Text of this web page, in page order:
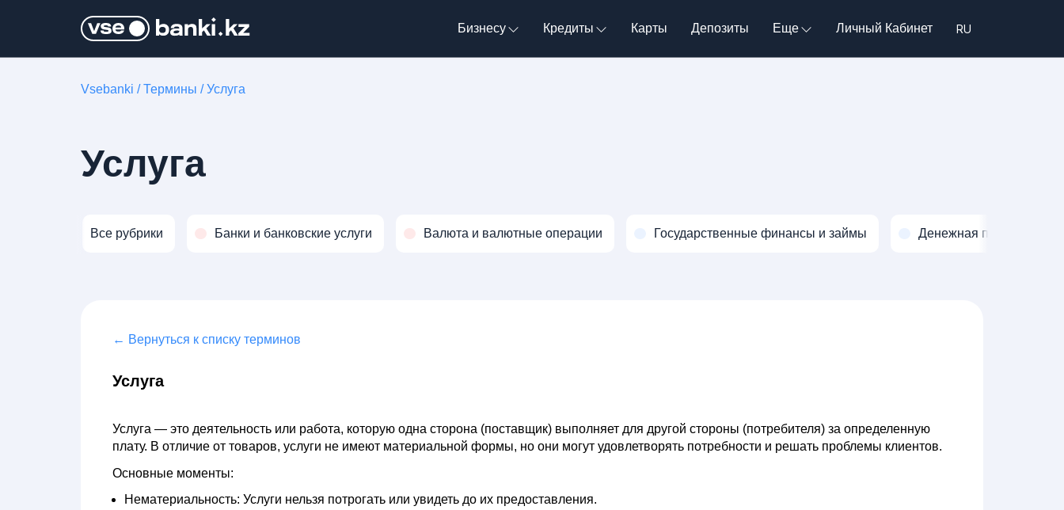
Бизнесу Кредиты Карты Депозиты Еще Личный Кабинет
Vsebanki /Термины /Услуга
Услуга
Все рубрики Банки и банковские услуги Валюта и валютные операции Государственные финансы и займы Денежная политика и
← Вернуться к списку терминов
Услуга
Услуга — это деятельность или работа, которую одна сторона (поставщик) выполняет для другой стороны (потребителя) за определенную
плату. В отличие от товаров, услуги не имеют материальной формы, но они могут удовлетворять потребности и решать проблемы клиентов.
Основные моменты:
Нематериальность: Услуги нельзя потрогать или увидеть до их предоставления.